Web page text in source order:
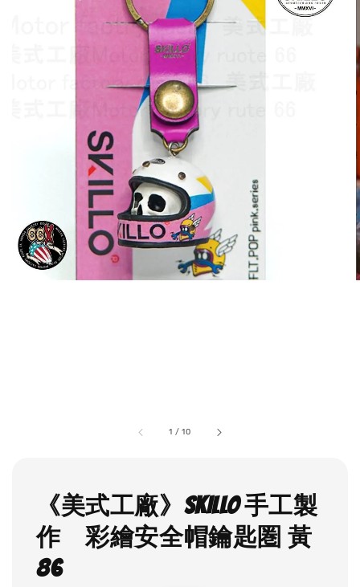
1 /10
《美式工廠》SKILLO 手工製
作 彩繪安全帽鑰匙圏 黃
86